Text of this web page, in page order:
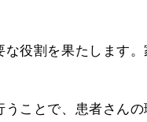
役割を果たします
ことで、患者さん